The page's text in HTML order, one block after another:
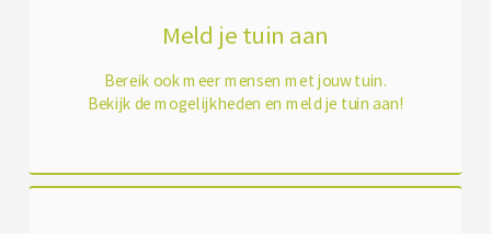
Meld je tuin aan
Bereik ook meer mensen met jouw tuin.
Bekijk de mogelijkheden en meld je tuin aan!